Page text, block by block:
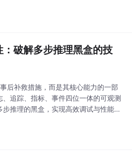
破解多步推理黑盒的技
后补救措施，而是其核心能力的一部
追踪、指标、事件四位一体的可观测
推理的黑盒，实现高效调试与性能优
部潜力。